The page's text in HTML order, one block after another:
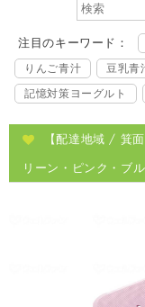
注目のキーワード：
りんご青汁
豆乳青
記憶対策ヨーグルト
【配達地域 / 箕
リーン・ピンク・ブ